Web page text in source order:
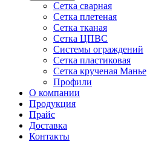
Сетка сварная
Сетка плетеная
Сетка тканая
Сетка ЦПВС
Системы ограждений
Сетка пластиковая
Сетка крученая Манье
Профили
О компании
Продукция
Прайс
Доставка
Контакты